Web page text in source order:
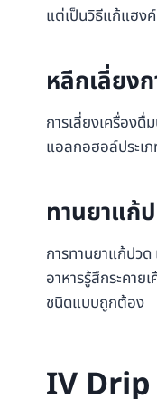
แต่เป็นวิธีแก้แฮงค์
หลีกเลี่ยง
การเลี่ยงเครื่องดื่
แอลกอฮอล์ประเภ
ทานยาแก้
การทานยาแก้ปวด
อาหารรู้สึกระคา
ชนิดแบบถูกต้อง
IV